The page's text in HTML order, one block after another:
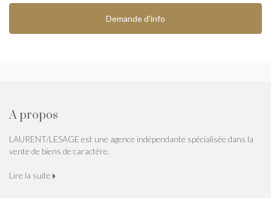
Demande d'info
A propos
LAURENT/LESAGE est une agence indépendante spécialisée dans la
vente de biens de caractère.
Lire la suite